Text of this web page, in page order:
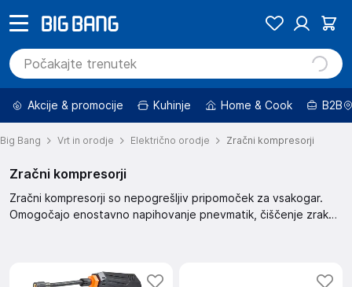
Akcije & promocije Kuhinje Home & Cook B2B
Big Bang Vrt in orodje Električno orodje Zračni kompresorji
Zračni kompresorji
Zračni kompresorji so nepogrešljiv pripomoček za vsakogar.
Omogočajo enostavno napihovanje pnevmatik, čiščenje zraka